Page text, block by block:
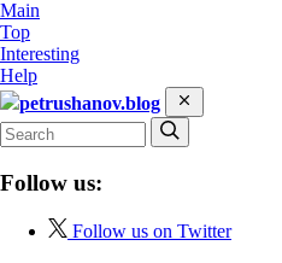
Main
Top
Interesting
Help
petrushanov.blog
Follow us:
Follow us on Twitter